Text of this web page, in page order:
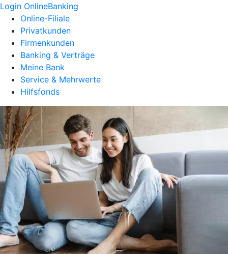
Login OnlineBanking
Online-Filiale
Privatkunden
Firmenkunden
Banking & Verträge
Meine Bank
Service & Mehrwerte
Hilfsfonds